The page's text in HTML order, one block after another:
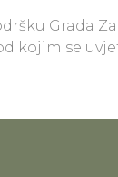
Grada
kojim se